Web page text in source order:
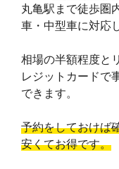
丸亀駅まで徒歩圏
車・中型車に対応
相場の半額程度と
レジットカードで
できます。
予約をしておけば
安くてお得です。